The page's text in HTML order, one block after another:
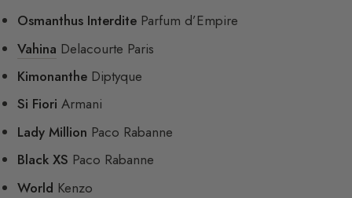
Osmanthus Interdite Parfum d’Empire
Vahina Delacourte Paris
Kimonanthe Diptyque
Si Fiori Armani
Lady Million Paco Rabanne
Black XS Paco Rabanne
World Kenzo